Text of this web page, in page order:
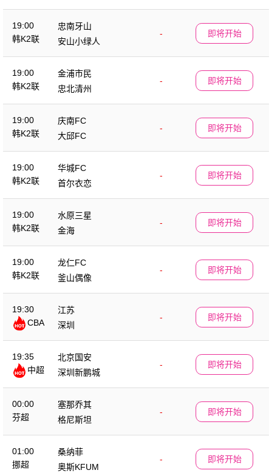
19:00
韩K2联
忠南牙山
-
安山小绿人
即将开始
19:00
韩K2联
金浦市民
-
忠北清州
即将开始
19:00
韩K2联
庆南FC
-
大邱FC
即将开始
19:00
韩K2联
华城FC
-
首尔衣恋
即将开始
19:00
韩K2联
水原三星
-
金海
即将开始
19:00
韩K2联
龙仁FC
-
釜山偶像
即将开始
19:30
CBA
江苏
-
深圳
即将开始
19:35
中超
北京国安
-
深圳新鹏城
即将开始
00:00
芬超
塞那乔其
-
格尼斯坦
即将开始
01:00
挪超
桑纳菲
-
奥斯KFUM
即将开始